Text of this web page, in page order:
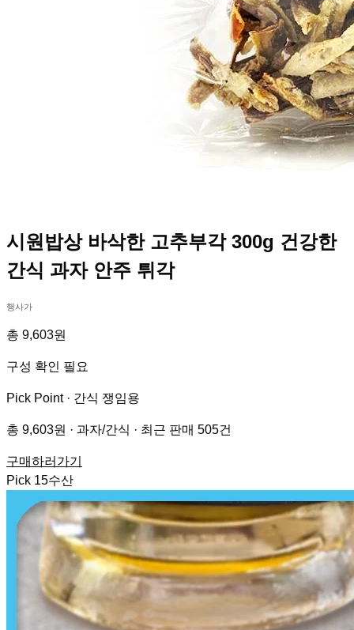
시원밥상 바삭한 고추부각 300g 건강한
간식 과자 안주 튀각
행사가
총 9,603원
구성 확인 필요
Pick Point · 간식 쟁임용
총 9,603원 · 과자/간식 · 최근 판매 505건
구매하러가기
Pick 15수산